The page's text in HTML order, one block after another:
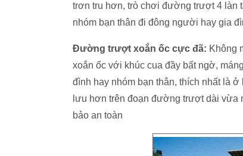
trơn tru hơn, trò chơi đường trượt 4 làn
nhóm bạn thân đi đông người hay gia
Đường trượt xoắn ốc cực đã: Không
xoắn ốc với khúc cua đầy bất ngờ,
đình hay nhóm bạn thân, thích nhất là
lưu hơn trên đoạn đường trượt dài vừa
bảo an toàn